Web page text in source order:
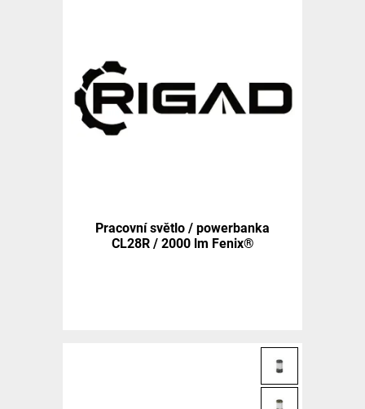
Pracovní světlo / powerbanka
CL28R / 2000 lm Fenix®